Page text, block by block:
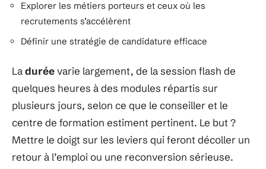
Explorer les métiers porteurs et ceux où les
recrutements s’accélèrent
Définir une stratégie de candidature efficace
Laduréevarie largement, de la session flash de
quelques heures à des modules répartis sur
plusieurs jours, selon ce que le conseiller et le
centre de formation estiment pertinent. Le but ?
Mettre le doigt sur les leviers qui feront décoller un
retour à l’emploi ou une reconversion sérieuse.